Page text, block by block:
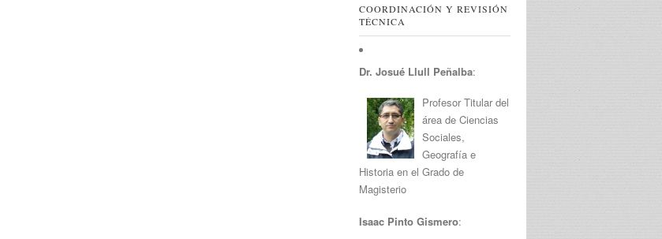
COORDINACIÓN Y REVISIÓN
TÉCNICA
Dr. Josué Llull Peñalba:
Profesor Titular del
área de Ciencias
Sociales,
Geografía e
Historia en el Grado de
Magisterio
Isaac Pinto Gismero: